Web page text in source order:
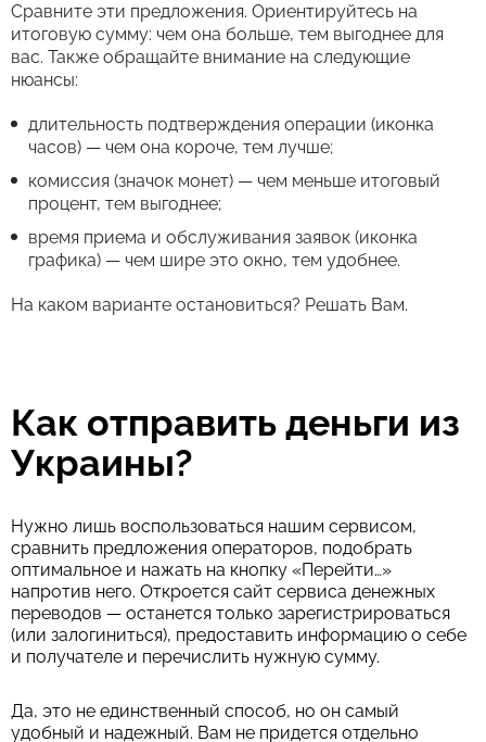
Сравните эти предложения. Ориентируйтесь на
итоговую сумму: чем она больше, тем выгоднее для
вас. Также обращайте внимание на следующие
нюансы:
длительность подтверждения операции (иконка
часов) — чем она короче, тем лучше;
комиссия (значок монет) — чем меньше итоговый
процент, тем выгоднее;
время приема и обслуживания заявок (иконка
графика) — чем шире это окно, тем удобнее.
На каком варианте остановиться? Решать Вам.
Как отправить деньги из
Украины?
Нужно лишь воспользоваться нашим сервисом,
сравнить предложения операторов, подобрать
оптимальное и нажать на кнопку «Перейти…»
напротив него. Откроется сайт сервиса денежных
переводов — останется только зарегистрироваться
(или залогиниться), предоставить информацию о себе
и получателе и перечислить нужную сумму.
Да, это не единственный способ, но он самый
удобный и надежный. Вам не придется отдельно